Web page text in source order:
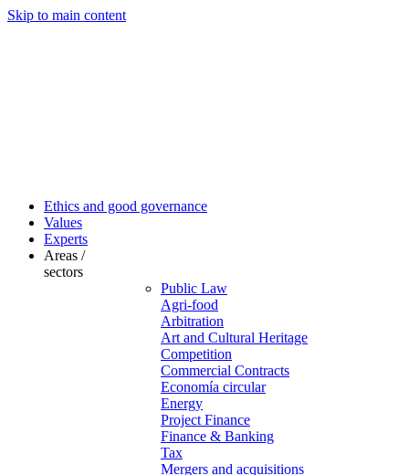
Skip to main content
Ethics and good governance
Values
Experts
Areas /
sectors
Public Law
Agri-food
Arbitration
Art and Cultural Heritage
Competition
Commercial Contracts
Economía circular
Energy
Project Finance
Finance & Banking
Tax
Mergers and acquisitions